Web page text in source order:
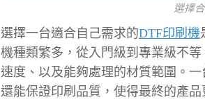
選擇
選擇一台適合自己需求的DTF印刷機
機種類繁多，從入門級到專業級不
速度、以及能夠處理的材質範圍。
還能保證印刷品質，使得最終的產品